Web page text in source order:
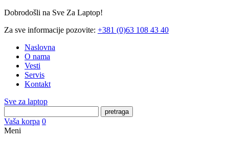
Dobrodošli na Sve Za Laptop!
Za sve informacije pozovite: +381 (0)63 108 43 40
Naslovna
O nama
Vesti
Servis
Kontakt
Sve za laptop
pretraga
Vaša korpa 0
Meni